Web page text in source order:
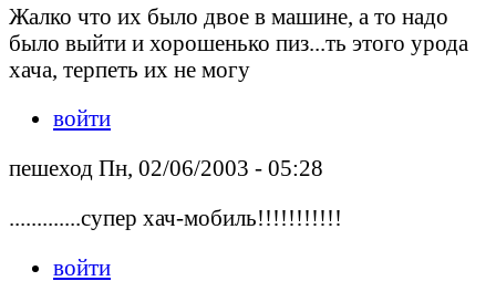
Жалко что их было двое в машине, а то надо
было выйти и хорошенько пиз...ть этого урода
хача, терпеть их не могу
войти
пешеход Пн, 02/06/2003 - 05:28
.............супер хач-мобиль!!!!!!!!!!!
войти